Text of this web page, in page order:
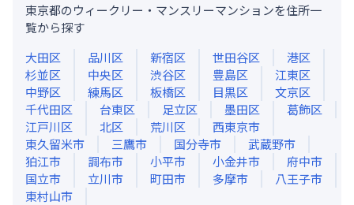
東京都のウィークリー・マンスリーマンションを住所一
覧から探す
大田区
品川区 新宿区 世田谷区
港区
杉並区
中央区 渋谷区 豊島区
江東区
中野区
練馬区 板橋区 目黒区
文京区
千代田区
台東区 足立区 墨田区
葛飾区
江戸川区
北区 荒川区
西東京市
東久留米市
三鷹市 国分寺市
武蔵野市
狛江市
調布市 小平市 小金井市
府中市
国立市
立川市 町田市 多摩市
八王子市
東村山市